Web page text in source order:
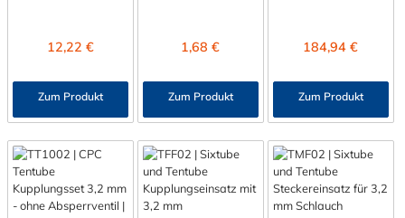
Kupplungseinsatz TF
Schlauchanschluss für
3,2 mm
Schlauchinnendurchm
esser. Der TFF02
besitzt
ein Absperrventil.
Das Material des
Einsatzes ist Acetal.
Regulärer Preis:
12,22 €
Zum Produkt
F02MWHT hat einen
Schlauchinnendurchm
esser.
Der TFF02MWHT
besitzt kein
Absperrventil. Das
Material des
Einsatzes ist Acetal.
Regulärer Preis:
1,68 €
Zum Produkt
Tentube-Serie zum
Leitungen gleichzeitig
mit 3,2 mm
Schlauchanschlüssen.
Die TTD1002 besitzt
ein Absperrventil.
Das Material der
CPC Tentube
Kupplung ist Acetal
Regulärer Preis:
184,94 €
Zum Produkt